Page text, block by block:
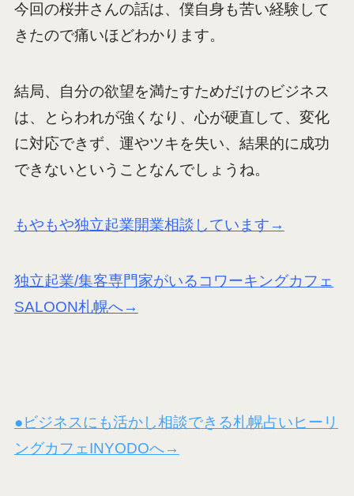
今回の桜井さんの話は、僕自身も苦い経験して
きたので痛いほどわかります。
結局、自分の欲望を満たすためだけのビジネス
は、とらわれが強くなり、心が硬直して、変化
に対応できず、運やツキを失い、結果的に成功
できないということなんでしょうね。
もやもや独立起業開業相談しています→
独立起業/集客専門家がいるコワーキングカフェ
SALOON札幌へ→
●ビジネスにも活かし相談できる札幌占いヒーリ
ングカフェINYODOへ→